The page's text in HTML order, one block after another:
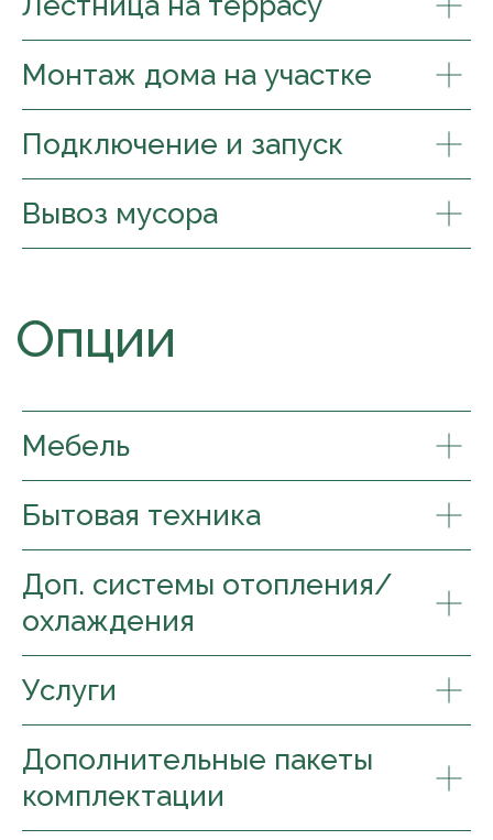
Монтаж дома на участке
Подключение и запуск
Вывоз мусора
Мебель
Бытовая техника
Доп. системы отопления/
охлаждения
Услуги
Дополнительные пакеты
комплектации